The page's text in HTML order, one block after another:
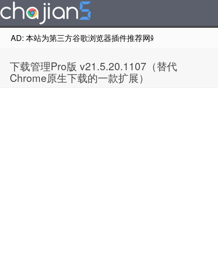
AD: 本站为第三方谷歌浏览器插件推荐网站，非Google
下载管理Pro版 v21.5.20.1107（替代
Chrome原生下载的一款扩展）